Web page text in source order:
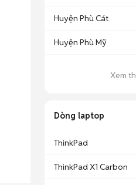
Huyện Phù Cát
Huyện Phù Mỹ
Xem
Dòng laptop
ThinkPad
ThinkPad X1 Carbon